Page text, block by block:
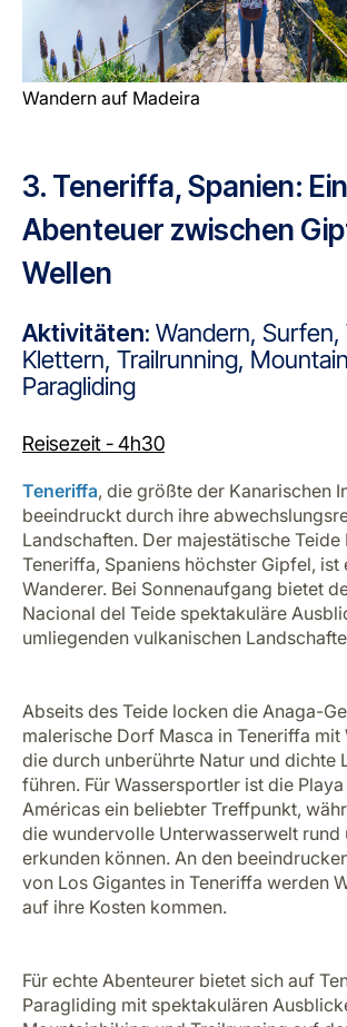
Wandern auf Madeira
3. Teneriffa, Spanien: Ein
Abenteuer zwischen
Wellen
Aktivitäten: Wandern, Surfen,
Klettern, Trailrunning,
Paragliding
Reisezeit - 4h30
Teneriffa, die größte der Kanarischen
beeindruckt durch ihre
Landschaften. Der majestätische
Teneriffa, Spaniens höchster Gipfel,
Wanderer. Bei Sonnenaufgang bietet
Nacional del Teide spektakuläre
umliegenden vulkanischen
Abseits des Teide locken die Anaga-
malerische Dorf Masca in Teneriffa mit
die durch unberührte Natur und dichte
führen. Für Wassersportler ist die
Américas ein beliebter Treffpunkt,
die wundervolle Unterwasserwelt rund
erkunden können. An den
von Los Gigantes in Teneriffa werden
auf ihre Kosten kommen.
Für echte Abenteurer bietet sich auf
Paragliding mit spektakulären